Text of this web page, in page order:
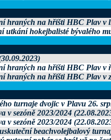
hraných na hřišti HBC Plav v
utkání hokejbalisté bývalého
hraných na hřišti HBC Plav v
hraných na hřišti HBC Plav v
turnaje dvojic v Plavu 26.
v sezóně 2023/2024
v sezóně 2023/2024
beachvolejbalový